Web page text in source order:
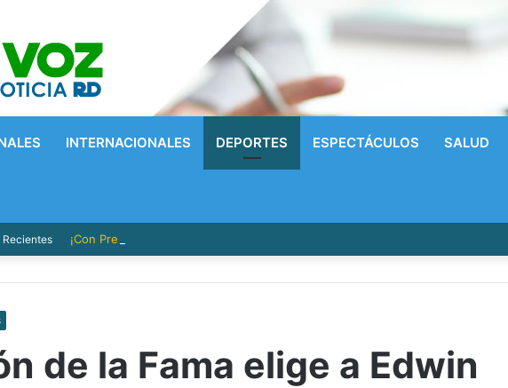
INTERNACIONALES DEPORTES ESPECTÁCULOS SALUD
Recientes ¡Con Presupuesto Pírrico a la Gloria! Radhames Tavarez y la Hazaña Dorada de
de la Fama elige a Edwin